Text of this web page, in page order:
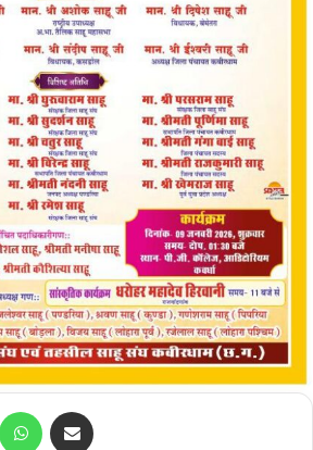
Messenger WhatsApp